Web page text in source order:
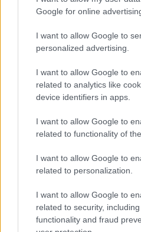
Google for online
I want to allow Google to
personalized advertising.
I want to allow Google to
related to analytics like
device identifiers in apps.
I want to allow Google to
related to functionality of
I want to allow Google to
related to personalization.
I want to allow Google to
related to security,
functionality and fraud
χρησιμοποιώντας το
Τζίμας», έχοντας
αναπτύσσοντας
χωρίς να κινεί υποψίες
κοινωνία. Παρά το
εκκρεμούσε ερυθρά
παρέμενε ασύλληπτος
Η επιχείρηση
ενέργειες της ΕΛ.ΑΣ.,
συμβολή των